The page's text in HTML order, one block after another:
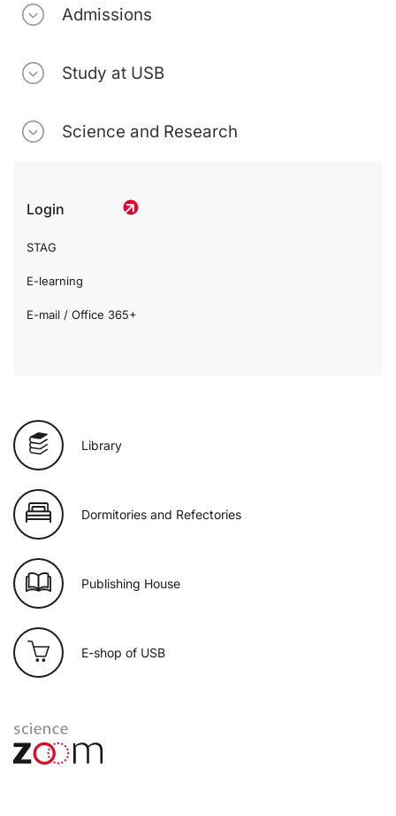
Admissions
Study at USB
Science and Research
Login
STAG
E-learning
E-mail / Office 365+
Library
Dormitories and Refectories
Publishing House
E-shop of USB